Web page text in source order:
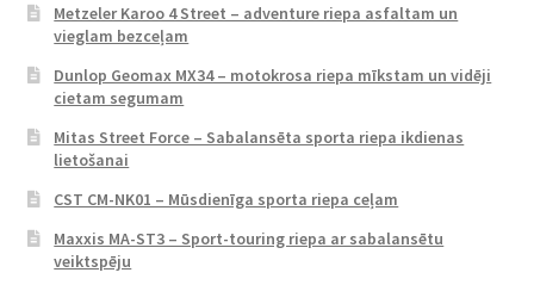
Metzeler Karoo 4 Street – adventure riepa asfaltam un
vieglam bezceļam
Dunlop Geomax MX34 – motokrosa riepa mīkstam un vidēji
cietam segumam
Mitas Street Force – Sabalansēta sporta riepa ikdienas
lietošanai
CST CM-NK01 – Mūsdienīga sporta riepa ceļam
Maxxis MA-ST3 – Sport-touring riepa ar sabalansētu
veiktspēju